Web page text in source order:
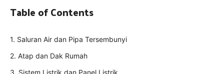
Table of Contents
1. Saluran Air dan Pipa Tersembunyi
2. Atap dan Dak Rumah